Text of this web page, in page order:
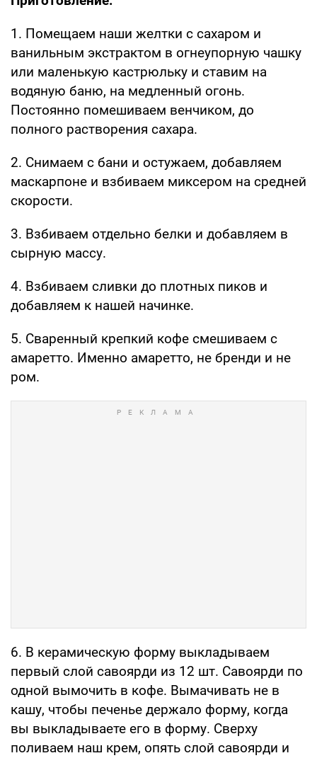
1. Помещаем наши желтки с сахаром и
ванильным экстрактом в огнеупорную чашку
или маленькую кастрюльку и ставим на
водяную баню, на медленный огонь.
Постоянно помешиваем венчиком, до
полного растворения сахара.
2. Снимаем с бани и остужаем, добавляем
маскарпоне и взбиваем миксером на средней
скорости.
3. Взбиваем отдельно белки и добавляем в
сырную массу.
4. Взбиваем сливки до плотных пиков и
добавляем к нашей начинке.
5. Сваренный крепкий кофе смешиваем с
амаретто. Именно амаретто, не бренди и не
ром.
6. В керамическую форму выкладываем
первый слой савоярди из 12 шт. Савоярди по
одной вымочить в кофе. Вымачивать не в
кашу, чтобы печенье держало форму, когда
вы выкладываете его в форму. Сверху
поливаем наш крем, опять слой савоярди и